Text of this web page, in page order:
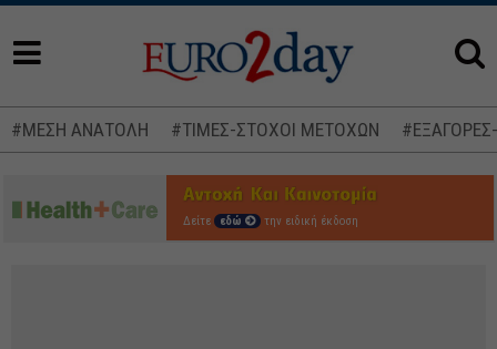
#ΜΕΣΗ ΑΝΑΤΟΛΗ #ΤΙΜΕΣ-ΣΤΟΧΟΙ ΜΕΤΟΧΩΝ
Δείτε εδώ την ειδική έκδοση